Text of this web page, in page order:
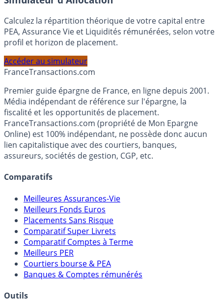
Simulateur d'Allocation
Calculez la répartition théorique de votre capital entre
profil et horizon de placement.
FranceTransactions.com
Premier guide épargne de France, en ligne depuis 2001.
Média indépendant de référence sur l'épargne, la
fiscalité et les opportunités de placement.
FranceTransactions.com (propriété de Mon Epargne
Online) est 100% indépendant, ne possède donc aucun
assureurs, sociétés de gestion, CGP, etc.
Comparatifs
Meilleures Assurances-Vie
Meilleurs Fonds Euros
Placements Sans Risque
Comparatif Super Livrets
Comparatif Comptes à Terme
Meilleurs PER
Courtiers bourse & PEA
Banques & Comptes rémunérés